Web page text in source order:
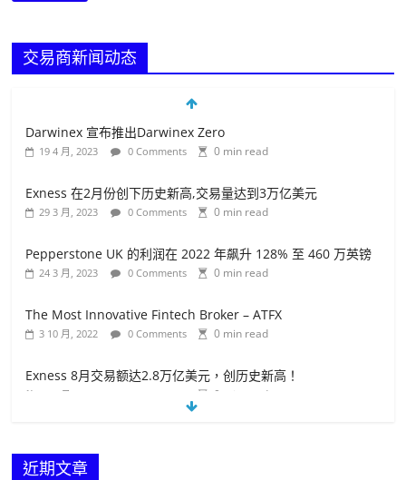
交易商新闻动态
Darwinex 宣布推出Darwinex Zero
19 4 月, 2023 0 Comments 0 min read
Exness 在2月份创下历史新高,交易量达到3万亿美元
29 3 月, 2023 0 Comments 0 min read
Pepperstone UK 的利润在 2022 年飙升 128% 至 460 万英镑
24 3 月, 2023 0 Comments 0 min read
The Most Innovative Fintech Broker – ATFX
3 10 月, 2022 0 Comments 0 min read
Exness 8月交易额达2.8万亿美元，创历史新高！
18 9 月, 2022 0 min read
19 4 月, 2023
近期文章